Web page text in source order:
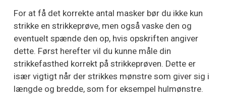
For at få det korrekte antal masker bør du ikke kun
strikke en strikkeprøve, men også vaske den og
eventuelt spænde den op, hvis opskriften angiver
dette. Først herefter vil du kunne måle din
strikkefasthed korrekt på strikkeprøven. Dette er
især vigtigt når der strikkes mønstre som giver sig i
længde og bredde, som for eksempel hulmønstre.